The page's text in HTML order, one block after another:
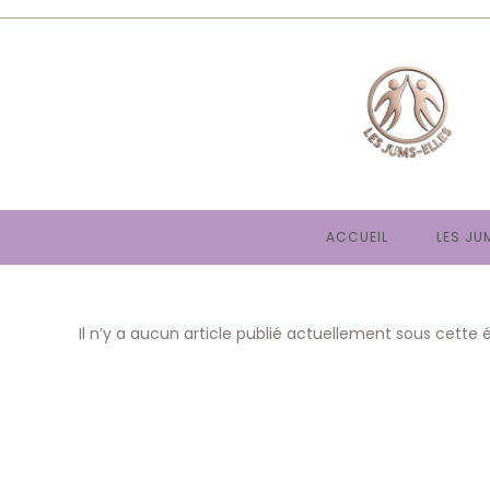
Skip
ACCUEIL LES
Il n’y a aucun article publié actuellement sous cette